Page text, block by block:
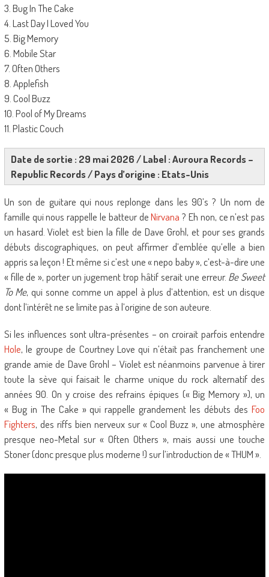
3. Bug In The Cake
4. Last Day I Loved You
5. Big Memory
6. Mobile Star
7. Often Others
8. Applefish
9. Cool Buzz
10. Pool of My Dreams
11. Plastic Couch
Date de sortie : 29 mai 2026 / Label : Auroura Records –
Republic Records / Pays d’origine : Etats-Unis
Un son de guitare qui nous replonge dans les 90’s ? Un nom de
famille qui nous rappelle le batteur deNirvana ? Eh non, ce n’est pas
un hasard. Violet est bien la fille de Dave Grohl, et pour ses grands
débuts discographiques, on peut affirmer d’emblée qu’elle a bien
appris sa leçon ! Et même si c’est une « nepo baby », c’est-à-dire une
« fille de », porter un jugement trop hâtif serait une erreur. Be Sweet
To Me, qui sonne comme un appel à plus d’attention, est un disque
dont l’intérêt ne se limite pas à l’origine de son auteure.
Si les influences sont ultra-présentes – on croirait parfois entendre
Hole, le groupe de Courtney Love qui n’était pas franchement une
grande amie de Dave Grohl – Violet est néanmoins parvenue à tirer
toute la sève qui faisait le charme unique du rock alternatif des
années 90. On y croise des refrains épiques (« Big Memory »), un
« Bug in The Cake » qui rappelle grandement les débuts desFoo
Fighters, des riffs bien nerveux sur « Cool Buzz », une atmosphère
presque neo-Metal sur « Often Others », mais aussi une touche
Stoner (donc presque plus moderne !) sur l’introduction de « THUM ».